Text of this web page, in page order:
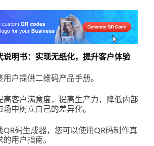
说明书：实现无纸化，提升客户体验
户提供二维码产品手册。
高客户满意度，提高生产力，降低内部
中树立自己的差异化。
码生成器，您可以使用QR码制作真
用户指南。